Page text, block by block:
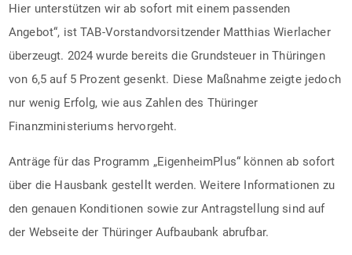
Hier unterstützen wir ab sofort mit einem passenden
Angebot“, ist TAB-Vorstandvorsitzender Matthias Wierlacher
überzeugt. 2024 wurde bereits die Grundsteuer in Thüringen
von 6,5 auf 5 Prozent gesenkt. Diese Maßnahme zeigte jedoch
nur wenig Erfolg, wie aus Zahlen des Thüringer
Finanzministeriums hervorgeht.
Anträge für das Programm „EigenheimPlus“ können ab sofort
über die Hausbank gestellt werden. Weitere Informationen zu
den genauen Konditionen sowie zur Antragstellung sind auf
der Webseite der Thüringer Aufbaubank abrufbar.